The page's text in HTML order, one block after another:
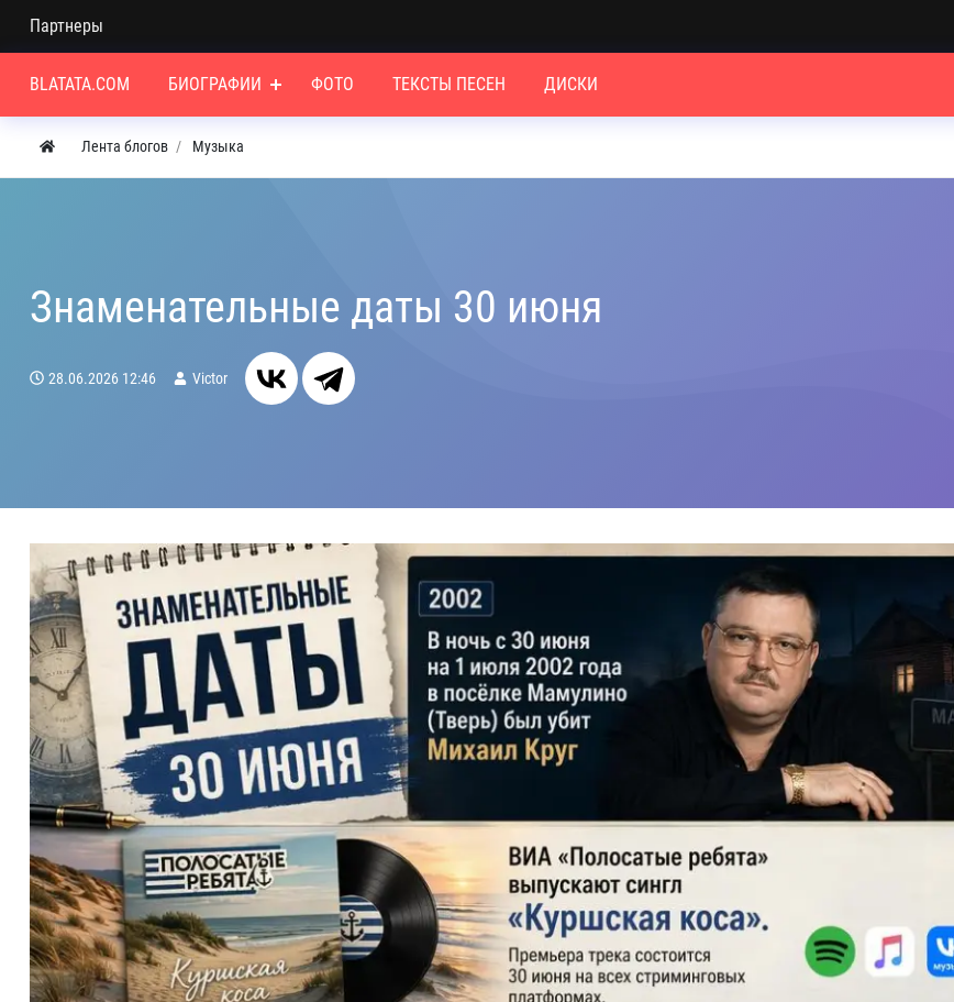
Партнеры
BLATATA.COM БИОГРАФИИ ФОТО ТЕКСТЫ ПЕСЕН ДИСКИ
Лента блогов Музыка
Знаменательные даты 30 июня
28.06.2026 12:46 Victor